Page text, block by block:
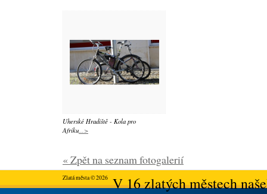
Uherské Hradiště - Kola pro
Afriku...>
« Zpět na seznam fotogalerií
Zlatá města © 2026V 16 zlatých městech